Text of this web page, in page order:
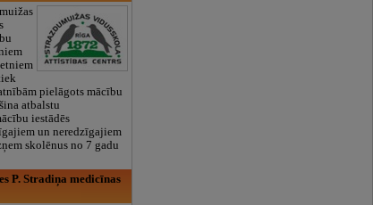
pielāgots mācību
atbalstu
iestādēs
un neredzīgajiem
skolēnus no 7 gadu
P. Stradiņa medicīnas